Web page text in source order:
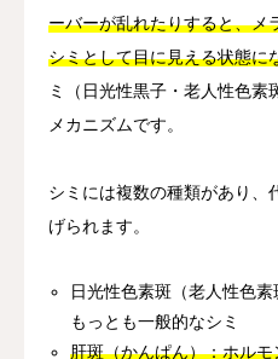
ーバーが乱れたりすると、メ
シミとして目に見える状態に
ミ（日光性黒子・老人性色素
メカニズムです。
シミには複数の種類があり、
げられます。
日光性色素斑（老人性色
もっとも一般的なシミ
肝斑（かんぱん）：ホル